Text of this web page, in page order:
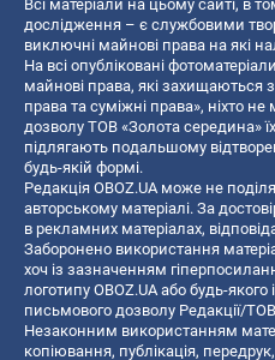
Всі матеріали на цьому сайті, в
дослідження – є службовими
виключні майнові права на які
На всі опубліковані
майнові права, які захищаються
права та суміжні права», ніхто
дозволу ТОВ «Золота середина»
підлягають подальшому
будь-якій формі.
Редакція OBOZ.UA може не
авторському матеріалі. За
в рекламних матеріалах,
Заборонено використання
хоч із зазначенням
логотипу OBOZ.UA або будь-
письмового дозволу Редакції/
Незаконним використанням
копiювання, публiкацiя,